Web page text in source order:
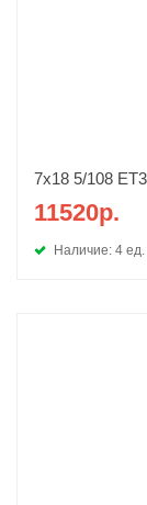
7x18 5/108
11520р.
Наличие: 4 ед.